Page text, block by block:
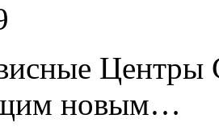
Центры
новым…